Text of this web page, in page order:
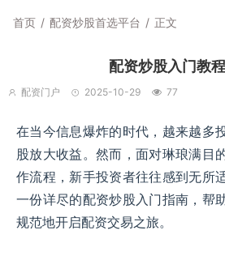
首页 / 配资炒股首选平台 / 正文
配资炒股入门教
配资门户 2025-10-29 77
在当今信息爆炸的时代，越来越多
股放大收益。然而，面对琳琅满目
作流程，新手投资者往往感到无所
一份详尽的配资炒股入门指南，帮
规范地开启配资交易之旅。